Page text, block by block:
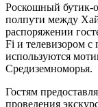
Роскошный бутик-
полпути между
распоряжении
Fi и телевизором
используются
Средиземноморья.
Гостям
проведения